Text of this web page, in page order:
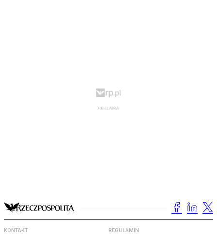
KONTAKT REGULAMIN